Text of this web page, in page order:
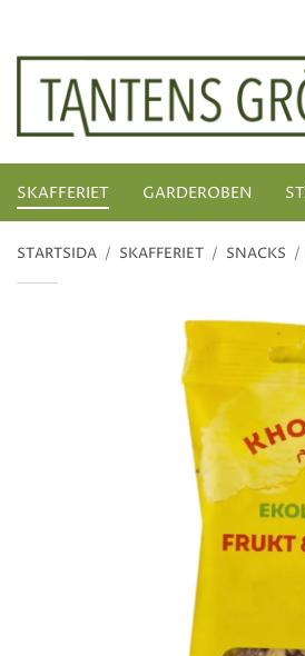
SKAFFERIET GARDEROBEN
STARTSIDA / SKAFFERIET / SNACKS /